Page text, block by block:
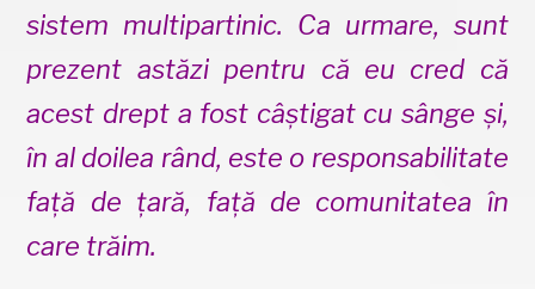
sistem multipartinic. Ca urmare, sunt
prezent astăzi pentru că eu cred că
acest drept a fost câștigat cu sânge și,
în al doilea rând, este o responsabilitate
față de țară, față de comunitatea în
care trăim.